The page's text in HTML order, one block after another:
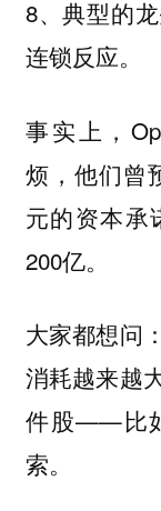
8、典型的
连锁反应。
事实上，
烦，他们曾
元的资本承
200亿。
大家都想问
消耗越来越
件股——比
索。